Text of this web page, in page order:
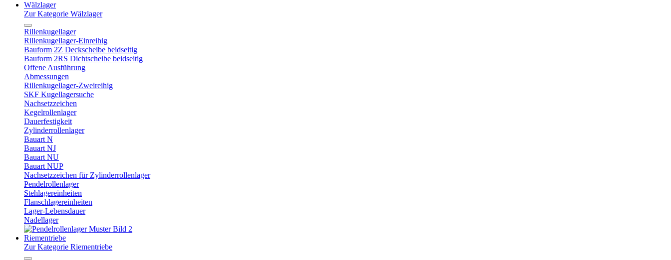
Wälzlager
Zur Kategorie Wälzlager
Rillenkugellager
Rillenkugellager-Einreihig
Bauform 2Z Deckscheibe beidseitig
Bauform 2RS Dichtscheibe beidseitig
Offene Ausführung
Abmessungen
Rillenkugellager-Zweireihig
SKF Kugellagersuche
Nachsetzzeichen
Kegelrollenlager
Dauerfestigkeit
Zylinderrollenlager
Bauart N
Bauart NJ
Bauart NU
Bauart NUP
Nachsetzzeichen für Zylinderrollenlager
Pendelrollenlager
Stehlagereinheiten
Flanschlagereinheiten
Lager-Lebensdauer
Nadellager
Riementriebe
Zur Kategorie Riementriebe